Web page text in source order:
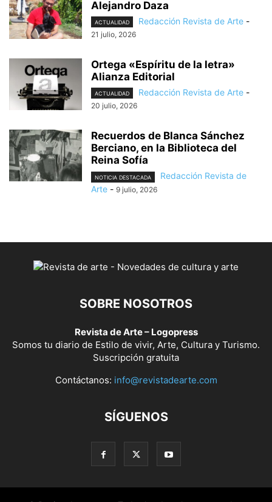
Alejandro Daza
ACTUALIDAD Redacción Revista de Arte -
21 julio, 2026
Ortega «Espíritu de la letra»
Alianza Editorial
ACTUALIDAD Redacción Revista de Arte -
20 julio, 2026
Recuerdos de Blanca Sánchez
Berciano, en la Biblioteca del
Reina Sofía
NOTICIA DESTACADA
Redacción Revista de
Arte - 9 julio, 2026
SOBRE NOSOTROS
Revista de Arte – Logopress
Somos tu diario de Estilo de vivir, Arte, Cultura y Turismo.
Suscripción gratuita
Contáctanos: info@revistadearte.com
SÍGUENOS